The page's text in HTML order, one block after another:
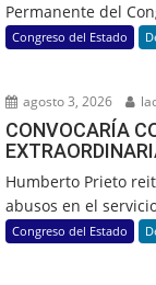
Permanente del
Congreso del Estado
agosto 3, 2026
CONVOCARÍA
Humberto Prieto
abusos en el
Congreso del Estado